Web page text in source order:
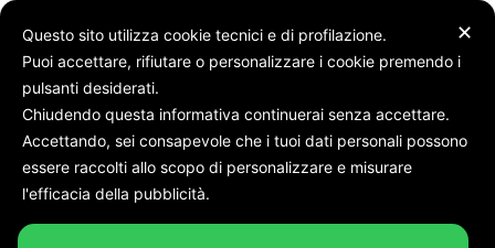
Stalking
Tag:stalking
✕
Questo sito utilizza cookie tecnici e di profilazione.
Puoi accettare, rifiutare o personalizzare i cookie premendo i
pulsanti desiderati.
Chiudendo questa informativa continuerai senza accettare.
Accettando, sei consapevole che i tuoi dati personali possono
essere raccolti allo scopo di personalizzare e misurare
l'efficacia della pubblicità.